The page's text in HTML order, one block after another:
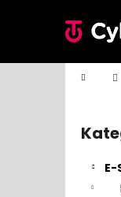
Domů
E-
í
Zpět
do
Zpět
do